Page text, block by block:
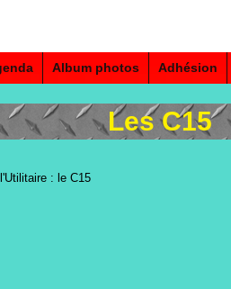
Album photos Adhésion
Les C15
: le C15